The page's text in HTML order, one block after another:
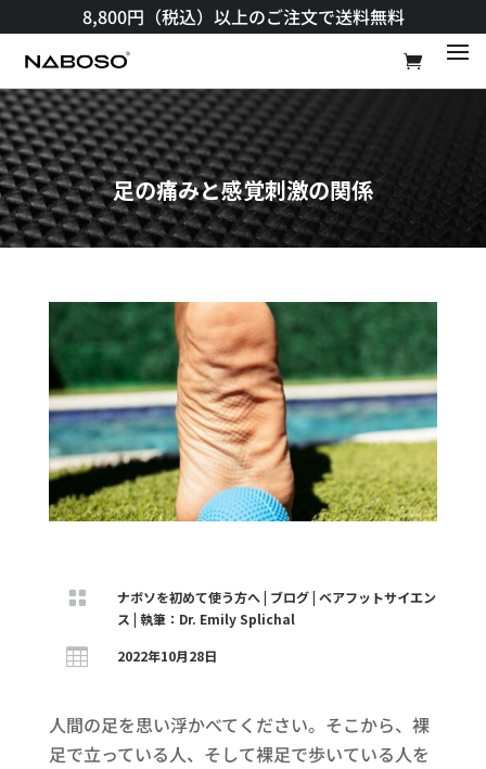
8,800円（税込）以上のご注文で送料無料​
足の痛みと感覚刺激の関係
 ナボソを初めて使う方へ| ブログ| ベアフットサイエン
ス | 執筆：Dr. Emily Splichal
 2022年10月28日
人間の足を思い浮かべてください。そこから、裸
足で立っている人、そして裸足で歩いている人を